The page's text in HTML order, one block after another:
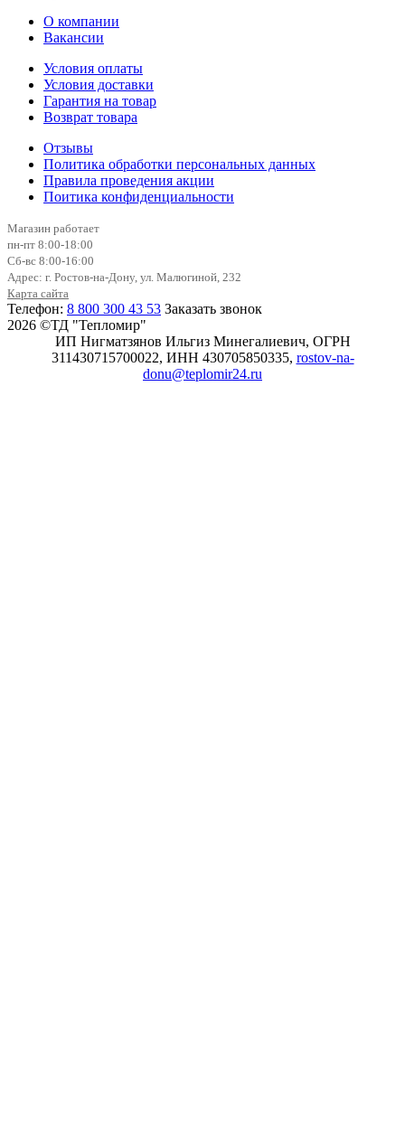
О компании
Вакансии
Условия оплаты
Условия доставки
Гарантия на товар
Возврат товара
Отзывы
Политика обработки персональных данных
Правила проведения акции
Поитика конфиденциальности
Магазин работает
пн-пт 8:00-18:00
Сб-вс 8:00-16:00
Адрес: г. Ростов-на-Дону, ул. Малюгиной, 232
Карта сайта
Телефон: 8 800 300 43 53 Заказать звонок
2026 ©ТД "Тепломир"
ИП Нигматзянов Ильгиз Минегалиевич, ОГРН
311430715700022, ИНН 430705850335, rostov-na-
donu@teplomir24.ru